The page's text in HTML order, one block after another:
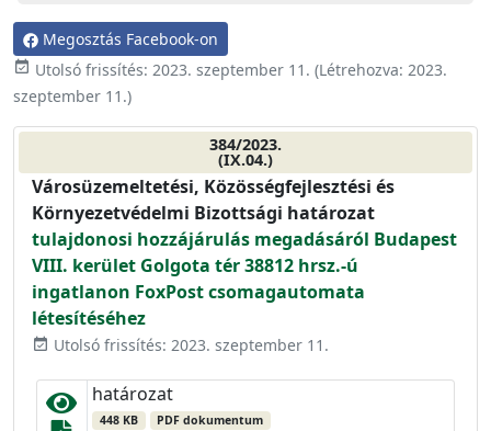
Megosztás Facebook-on
event_available Utolsó frissítés: 2023. szeptember 11. (Létrehozva: 2023.
szeptember 11.)
384/2023.
(IX.04.)
Városüzemeltetési, Közösségfejlesztési és
Környezetvédelmi Bizottsági határozat
tulajdonosi hozzájárulás megadásáról Budapest
VIII. kerület Golgota tér 38812 hrsz.-ú
ingatlanon FoxPost csomagautomata
létesítéséhez
event_available Utolsó frissítés: 2023. szeptember 11.
határozat
448 KB PDF dokumentum